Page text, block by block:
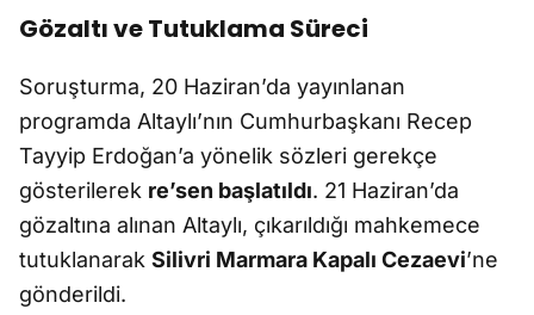
Gözaltı ve Tutuklama Süreci
Soruşturma, 20 Haziran’da yayınlanan
programda Altaylı’nın Cumhurbaşkanı Recep
Tayyip Erdoğan’a yönelik sözleri gerekçe
gösterilerek re’sen başlatıldı. 21 Haziran’da
gözaltına alınan Altaylı, çıkarıldığı mahkemece
tutuklanarak Silivri Marmara Kapalı Cezaevi’ne
gönderildi.